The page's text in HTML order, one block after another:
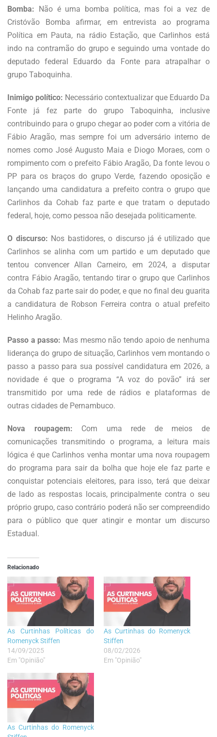
Bomba: Não é uma bomba política, mas foi a vez de
Cristóvão Bomba afirmar, em entrevista ao programa
Política em Pauta, na rádio Estação, que Carlinhos está
indo na contramão do grupo e seguindo uma vontade do
deputado federal Eduardo da Fonte para atrapalhar o
grupo Taboquinha.
Inimigo político: Necessário contextualizar que Eduardo Da
Fonte já fez parte do grupo Taboquinha, inclusive
contribuindo para o grupo chegar ao poder com a vitória de
Fábio Aragão, mas sempre foi um adversário interno de
nomes como José Augusto Maia e Diogo Moraes, com o
rompimento com o prefeito Fábio Aragão, Da fonte levou o
PP para os braços do grupo Verde, fazendo oposição e
lançando uma candidatura a prefeito contra o grupo que
Carlinhos da Cohab faz parte e que tratam o deputado
federal, hoje, como pessoa não desejada politicamente.
O discurso: Nos bastidores, o discurso já é utilizado que
Carlinhos se alinha com um partido e um deputado que
tentou convencer Allan Carneiro, em 2024, a disputar
contra Fábio Aragão, tentando tirar o grupo que Carlinhos
da Cohab faz parte sair do poder, e que no final deu guarita
a candidatura de Robson Ferreira contra o atual prefeito
Helinho Aragão.
Passo a passo: Mas mesmo não tendo apoio de nenhuma
liderança do grupo de situação, Carlinhos vem montando o
passo a passo para sua possível candidatura em 2026, a
novidade é que o programa “A voz do povão” irá ser
transmitido por uma rede de rádios e plataformas de
outras cidades de Pernambuco.
Nova roupagem: Com uma rede de meios de
comunicações transmitindo o programa, a leitura mais
lógica é que Carlinhos venha montar uma nova roupagem
do programa para sair da bolha que hoje ele faz parte e
conquistar potenciais eleitores, para isso, terá que deixar
de lado as respostas locais, principalmente contra o seu
próprio grupo, caso contrário poderá não ser compreendido
para o público que quer atingir e montar um discurso
Estadual.
Relacionado
As Curtinhas Políticas do
Romenyck Stiffen
14/09/2025
Em "Opinião"
As Curtinhas do Romenyck
Stiffen
08/02/2026
Em "Opinião"
As Curtinhas do Romenyck